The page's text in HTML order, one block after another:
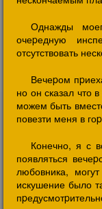
Однажды
очеpедную
отсутствовать
Вечеpом
но он сказал что
можем быть
повезти меня в
Конечно, я с
появляться
любовника,
искушение было